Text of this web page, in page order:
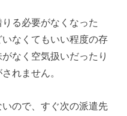
る必要がなくなった
なくてもいい程度の存
なく空気扱いだったり
れません。
ので、すぐ次の派遣先